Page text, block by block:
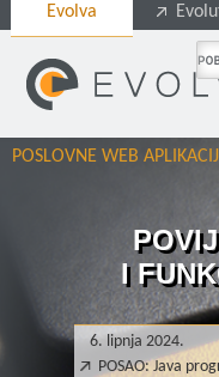
Evolva
POSLOVNE WEB
I
6. lipnja 2024.
POSAO: Java